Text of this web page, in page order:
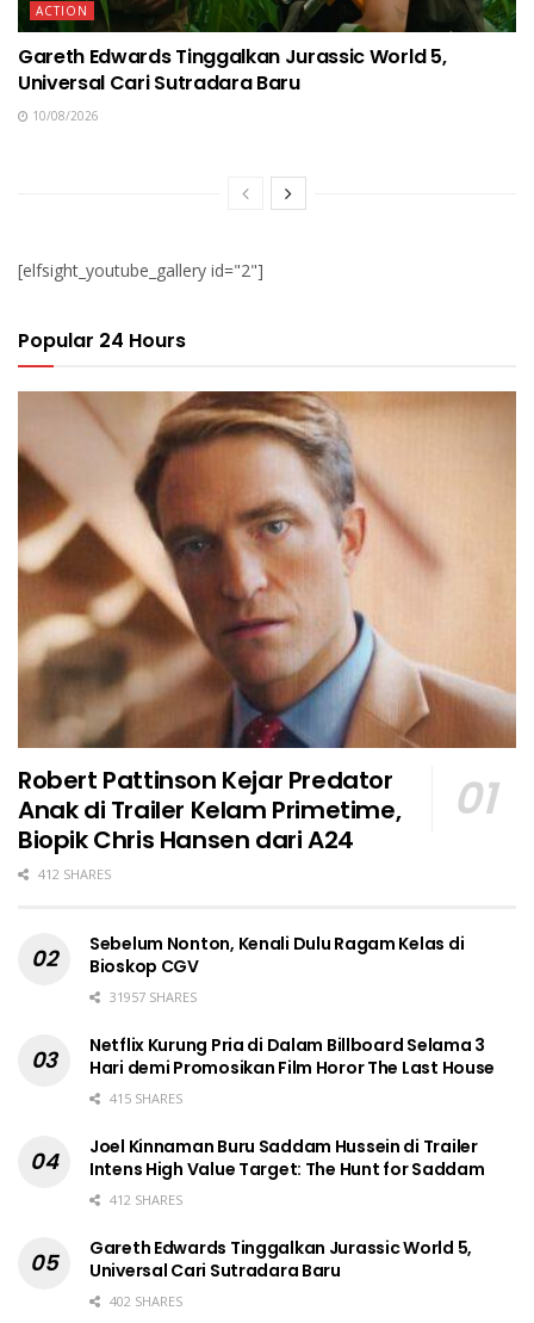
ACTION
Gareth Edwards Tinggalkan Jurassic World 5,
Universal Cari Sutradara Baru
10/08/2026
[elfsight_youtube_gallery id="2"]
Popular 24 Hours
Robert Pattinson Kejar Predator
Anak di Trailer Kelam Primetime,
Biopik Chris Hansen dari A24
412 SHARES
Sebelum Nonton, Kenali Dulu Ragam Kelas di
Bioskop CGV
31957 SHARES
Netflix Kurung Pria di Dalam Billboard Selama 3
Hari demi Promosikan Film Horor The Last House
415 SHARES
Joel Kinnaman Buru Saddam Hussein di Trailer
Intens High Value Target: The Hunt for Saddam
412 SHARES
Gareth Edwards Tinggalkan Jurassic World 5,
Universal Cari Sutradara Baru
402 SHARES